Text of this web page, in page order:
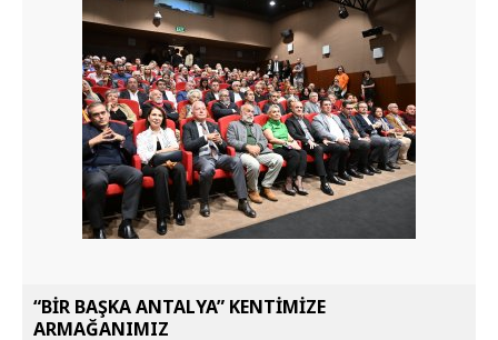
“BİR BAŞKA ANTALYA” KENTİMİZE
ARMAĞANIMIZ